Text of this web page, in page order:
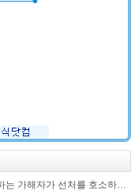
★★반성문모음 - 형사사건에서 혐의사실을 인정하는 가해자가 선처를 호소하며 제출작성하는 반성문2